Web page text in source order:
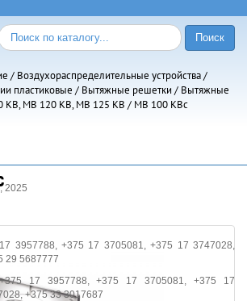
/ Воздухораспределительные устройства/
пластиковые / Вытяжные решетки/ Вытяжные
КВ, МВ 120 КВ, МВ 125 КВ / МВ 100 КВс
2025
3957788, +375 17 3705081, +375 17 3747028,
29 5687777
+375 17 3957788, +375 17 3705081, +375 17
+375 33 3017687